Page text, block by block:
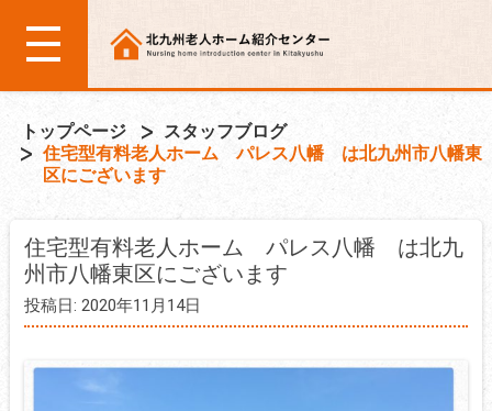
トップページ
スタッフブログ
住宅型有料老人ホーム パレス八幡 は北九州市八幡東
区にございます
住宅型有料老人ホーム パレス八幡 は北九
州市八幡東区にございます
投稿日: 2020年11月14日